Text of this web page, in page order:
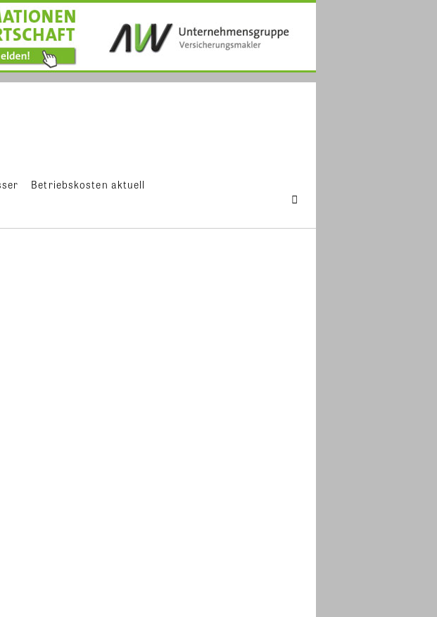
Betriebskosten aktuell